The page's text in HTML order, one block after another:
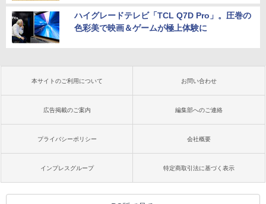
ハイグレードテレビ「TCL Q7D Pro」。圧巻の
色彩美で映画＆ゲームが極上体験に
本サイトのご利用について お問い合わせ
広告掲載のご案内 編集部へのご連絡
プライバシーポリシー 会社概要
インプレスグループ 特定商取引法に基づく表示